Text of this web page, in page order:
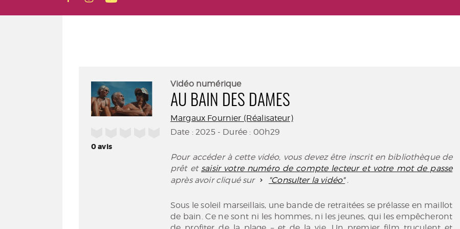
0avis
Vidéo numérique
AU BAIN DES DAMES
Margaux Fournier (Réalisateur)
Date : 2025 - Durée : 00h29
Pour accéder à cette vidéo, vous devez être inscrit en bibliothèque de
prêt et saisir votre numéro de compte lecteur et votre mot de passe
après avoir cliqué sur
"Consulter la vidéo" .
Sous le soleil marseillais, une bande de retraitées se prélasse en maillot
de bain. Ce ne sont ni les hommes, ni les jeunes, qui les empêcheront